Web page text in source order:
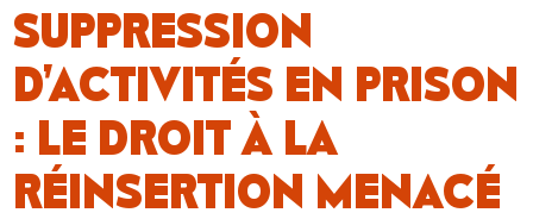
SUPPRESSION
D’ACTIVITÉS EN PRISON
: LE DROIT À LA
RÉINSERTION MENACÉ